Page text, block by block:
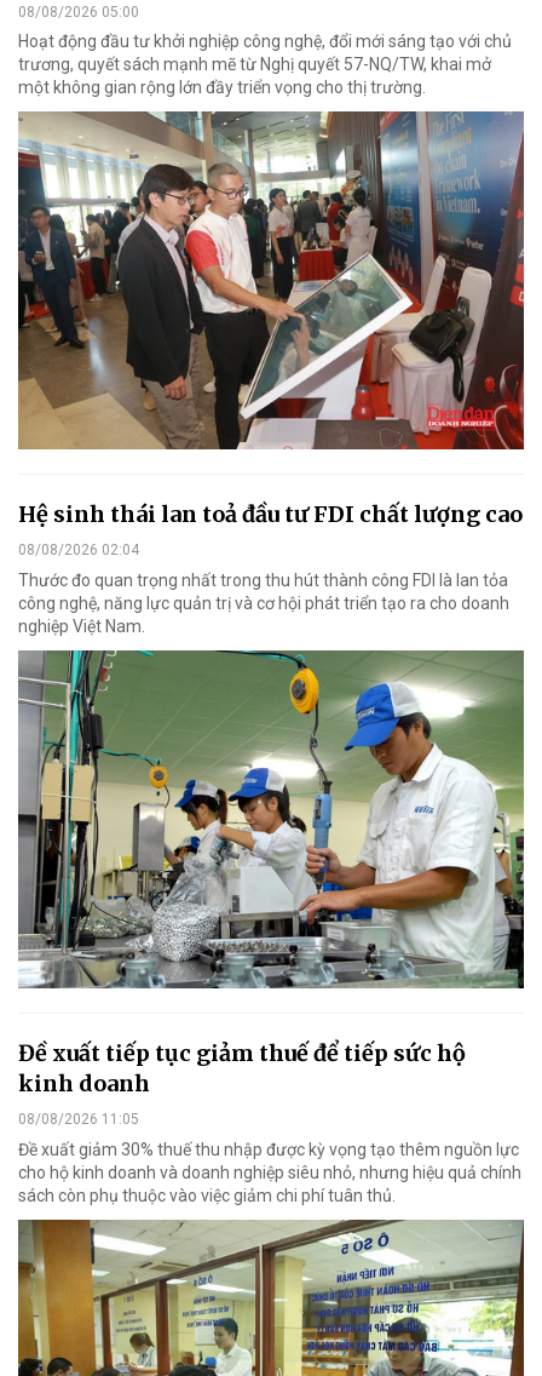
08/08/2026 05:00
Hoạt động đầu tư khởi nghiệp công nghệ, đổi mới sáng tạo với chủ
trương, quyết sách mạnh mẽ từ Nghị quyết 57-NQ/TW, khai mở
một không gian rộng lớn đầy triển vọng cho thị trường.
Hệ sinh thái lan toả đầu tư FDI chất lượng cao
08/08/2026 02:04
Thước đo quan trọng nhất trong thu hút thành công FDI là lan tỏa
công nghệ, năng lực quản trị và cơ hội phát triển tạo ra cho doanh
nghiệp Việt Nam.
Đề xuất tiếp tục giảm thuế để tiếp sức hộ
kinh doanh
08/08/2026 11:05
Đề xuất giảm 30% thuế thu nhập được kỳ vọng tạo thêm nguồn lực
cho hộ kinh doanh và doanh nghiệp siêu nhỏ, nhưng hiệu quả chính
sách còn phụ thuộc vào việc giảm chi phí tuân thủ.